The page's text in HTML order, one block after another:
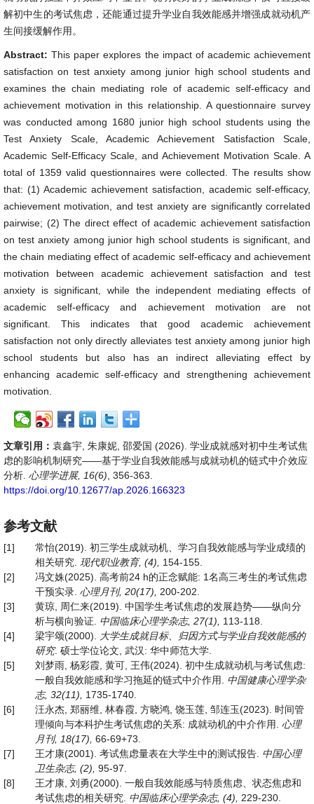
解初中生的考试焦虑，还能通过提升学业自我效能感并增强成就动机产
生间接缓解作用。
Abstract:This paper explores the impact of academic achievement
satisfaction on test anxiety among junior high school students and
examines the chain mediating role of academic self-efficacy and
achievement motivation in this relationship. A questionnaire survey
was conducted among 1680 junior high school students using the
Test Anxiety Scale, Academic Achievement Satisfaction Scale,
Academic Self-Efficacy Scale, and Achievement Motivation Scale. A
total of 1359 valid questionnaires were collected. The results show
that: (1) Academic achievement satisfaction, academic self-efficacy,
achievement motivation, and test anxiety are significantly correlated
pairwise; (2) The direct effect of academic achievement satisfaction
on test anxiety among junior high school students is significant, and
the chain mediating effect of academic self-efficacy and achievement
motivation between academic achievement satisfaction and test
anxiety is significant, while the independent mediating effects of
academic self-efficacy and achievement motivation are not
significant. This indicates that good academic achievement
satisfaction not only directly alleviates test anxiety among junior high
school students but also has an indirect alleviating effect by
enhancing academic self-efficacy and strengthening achievement
motivation.
文章引用： 袁鑫宇, 朱康妮, 邵爱国 (2026). 学业成就感对初中生考试焦
虑的影响机制研究——基于学业自我效能感与成就动机的链式中介效应
分析. 心理学进展, 16(6) , 356-363.
https://doi.org/10.12677/ap.2026.166323
参考文献
[1]
常怡(2019). 初三学生成就动机、学习自我效能感与学业成绩的
相关研究. 现代职业教育, (4),
154-155.
[2]
冯文姝(2025). 高考前24 h的正念赋能: 1名高三考生的考试焦虑
干预实录. 心理月刊, 20(17),
200-202.
[3]
黄琼, 周仁来(2019). 中国学生考试焦虑的发展趋势——纵向分
析与横向验证. 中国临床心理学杂志, 27(1),
113-118.
[4]
梁宇颂(2000).
大学生成就目标、归因方式与学业自我效能感的
研究. 硕士学位论文, 武汉: 华中师范大学.
[5]
刘梦雨, 杨彩霞, 黄可, 王伟(2024). 初中生成就动机与考试焦虑:
一般自我效能感和学习拖延的链式中介作用. 中国健康心理学杂
志, 32(11),
1735-1740.
[6]
汪永杰, 郑丽维, 林春霞, 方晓鸿, 饶玉莲, 邹连玉(2023). 时间管
理倾向与本科护生考试焦虑的关系: 成就动机的中介作用. 心理
月刊, 18(17), 66-69+73.
[7]
王才康(2001). 考试焦虑量表在大学生中的测试报告. 中国心理
卫生杂志, (2), 95-97.
[8]
王才康, 刘勇(2000). 一般自我效能感与特质焦虑、状态焦虑和
考试焦虑的相关研究. 中国临床心理学杂志, (4),
229-230.